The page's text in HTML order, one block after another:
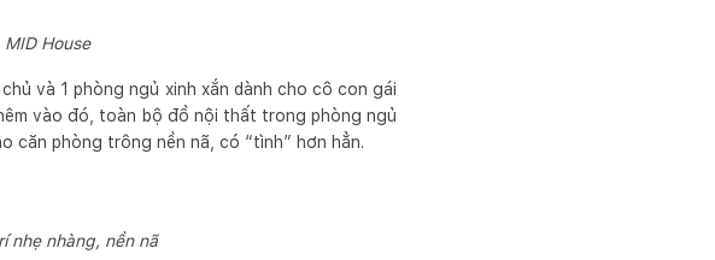
House
và 1 phòng ngủ xinh xắn dành cho cô con gái
vào đó, toàn bộ đồ nội thất trong phòng ngủ
căn phòng trông nền nã, có “tình” hơn hẳn.
nhẹ nhàng, nền nã